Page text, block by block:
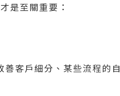
是至關重要：
客戶細分、某些流程的自